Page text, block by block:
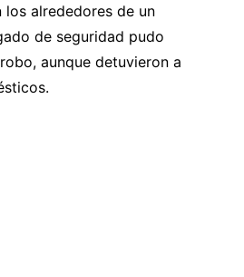
los alrededores de un
de seguridad pudo
aunque detuvieron a